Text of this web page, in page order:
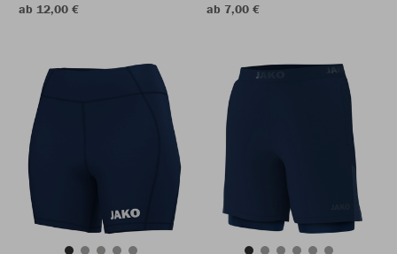
ab 12,00 €
ab 7,00 €